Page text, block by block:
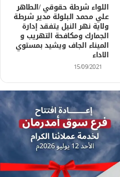
اللواء شرطة حقوقي /الطاهر
علي محمد البلولة مدير شرطة
ولاية نهر النيل يتفقد إدارة
الجمارك ومكافحة التهريب و
الميناء الجاف ويشيد بمستوي
الاداء
15/09/2021